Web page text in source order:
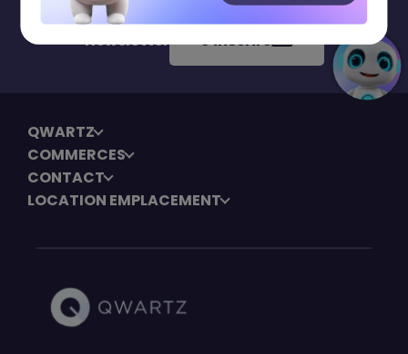
Newsletter S'inscrire
QWARTZ
COMMERCES
CONTACT
LOCATION EMPLACEMENT